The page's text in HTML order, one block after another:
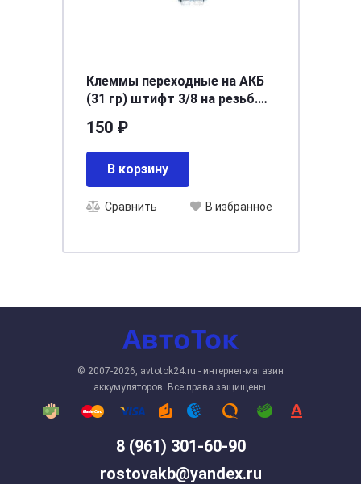
Клеммы переходные на АКБ
(31 гр) штифт 3/8 на резьб.
150 ₽
В корзину
Сравнить В избранное
8 (961) 301-60-90
rostovakb@yandex.ru
© 2007-2026, avtotok24.ru - интернет-магазин
аккумуляторов. Все права защищены.